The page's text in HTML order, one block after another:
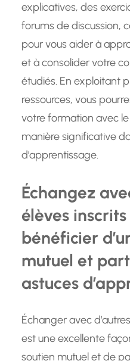
explicatives, des
forums de discussion,
pour vous aider à
et à consolider votre
étudiés. En exploitant
ressources, vous
votre formation avec
manière significative
d’apprentissage.
Échangez
élèves
bénéficier
mutuel et
astuces
Échanger avec
est une excellente
soutien mutuel et de